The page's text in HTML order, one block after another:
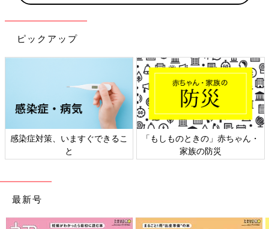
ピックアップ
感染症対策、いますぐできるこ
と
「もしものときの」赤ちゃん・
家族の防災
最新号